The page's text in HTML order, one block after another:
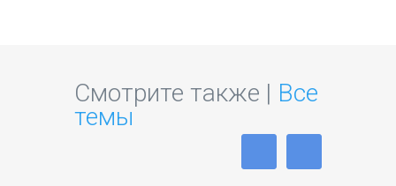
Смотрите также | Все
темы